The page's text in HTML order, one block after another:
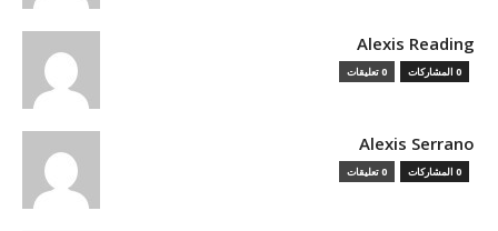
Alexis Reading
0 المشاركات 0 تعليقات
Alexis Serrano
0 المشاركات 0 تعليقات